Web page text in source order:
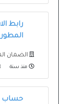
رابط
المطور
الضمان
منذ سنة
حساب